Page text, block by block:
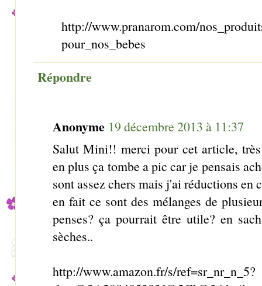
http://www.pranarom.com/
pour_nos_bebes
Répondre
Anonyme 19 décembre 2013 à 11:37
Salut Mini!! merci pour cet article,
en plus ça tombe a pic car je pensais
sont assez chers mais j'ai réductions en
en fait ce sont des mélanges de
penses? ça pourrait être utile? en
sèches..
http://www.amazon.fr/s/ref=sr_nr_n_5?